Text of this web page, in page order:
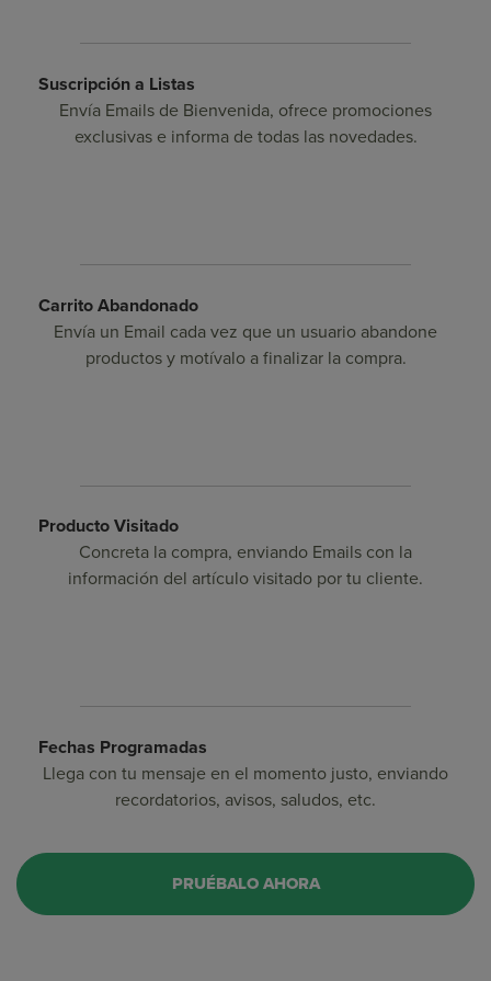
Suscripción a Listas
Envía Emails de Bienvenida, ofrece promociones
exclusivas e informa de todas las novedades.
Carrito Abandonado
Envía un Email cada vez que un usuario abandone
productos y motívalo a finalizar la compra.
Producto Visitado
Concreta la compra, enviando Emails con la
información del artículo visitado por tu cliente.
Fechas Programadas
Llega con tu mensaje en el momento justo, enviando
recordatorios, avisos, saludos, etc.
PRUÉBALO AHORA